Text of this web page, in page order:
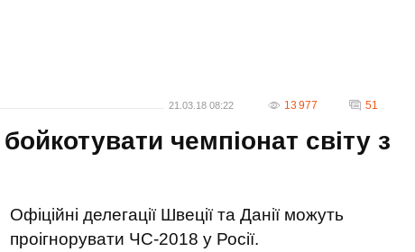
21.03.18 08:22 13 977 51
чемпіонат світу з
Офіційні делегації Швеції та Данії можуть
проігнорувати ЧС-2018 у Росії.